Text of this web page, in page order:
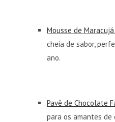
Mousse de Maracujá
cheia de sabor,
ano.
Pavê de Chocolate
para os amantes